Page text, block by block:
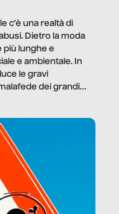
c’è una realtà di
Dietro la moda
più lunghe e
e ambientale. In
le gravi
dei grandi